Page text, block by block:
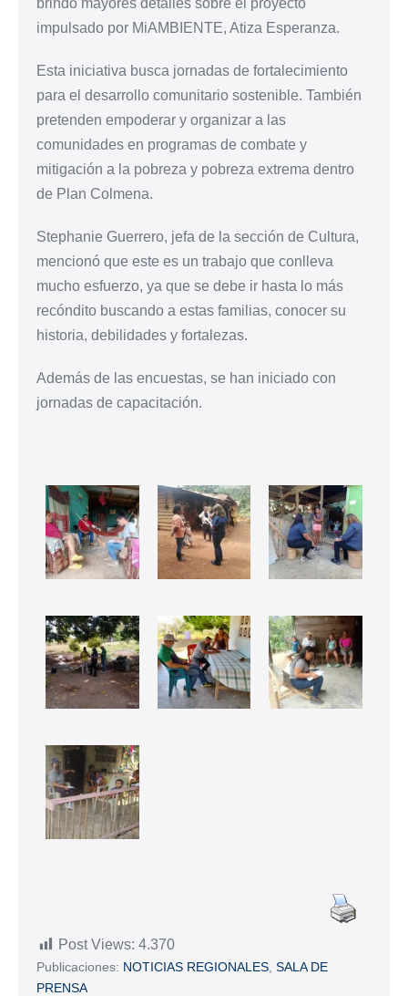
impulsado por MiAMBIENTE, Atiza Esperanza.
Esta iniciativa busca jornadas de fortalecimiento
para el desarrollo comunitario sostenible. También
pretenden empoderar y organizar a las
comunidades en programas de combate y
mitigación a la pobreza y pobreza extrema dentro
de Plan Colmena.
Stephanie Guerrero, jefa de la sección de Cultura,
mencionó que este es un trabajo que conlleva
mucho esfuerzo, ya que se debe ir hasta lo más
recóndito buscando a estas familias, conocer su
historia, debilidades y fortalezas.
Además de las encuestas, se han iniciado con
jornadas de capacitación.
Post Views: 4.370
Publicaciones: NOTICIAS REGIONALES SALA DE
PRENSA